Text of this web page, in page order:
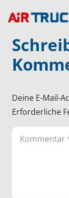
Deine E-Mail-
Erforderliche